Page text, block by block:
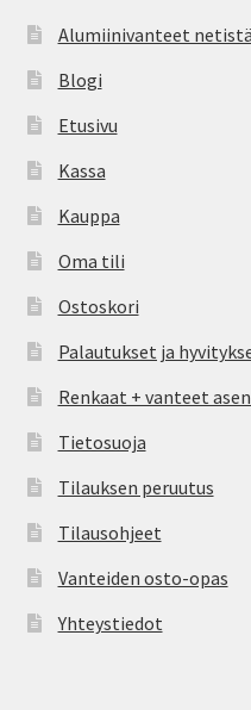
Alumiinivanteet
Blogi
Etusivu
Kassa
Kauppa
Oma tili
Ostoskori
Palautukset ja
Renkaat + vanteet
Tietosuoja
Tilauksen peruutus
Tilausohjeet
Vanteiden osto-opas
Yhteystiedot